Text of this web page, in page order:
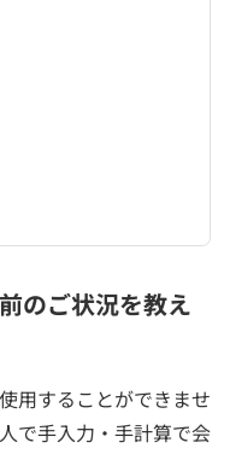
のご状況を教え
用することができませ
で手入力・手計算で会